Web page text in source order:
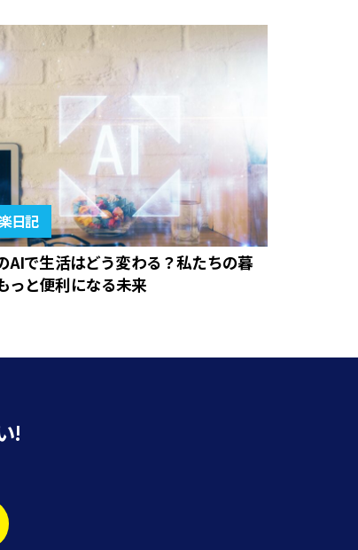
日記
AIで生活はどう変わる？私たちの暮
っと便利になる未来
!